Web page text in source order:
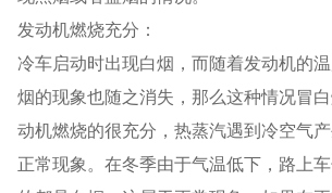
发动机燃烧充分：
冷车启动时出现白烟，而随着发动机的
烟的现象也随之消失，那么这种情况冒
动机燃烧的很充分，热蒸汽遇到冷空气
正常现象。在冬季由于气温低下，路上